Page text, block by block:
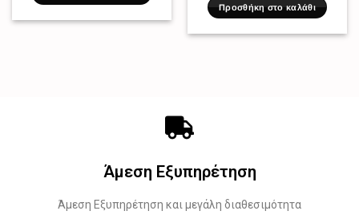
Προσθήκη στο καλάθι
Άμεση Εξυπηρέτηση
Άμεση Εξυπηρέτηση και μεγάλη διαθεσιμότητα